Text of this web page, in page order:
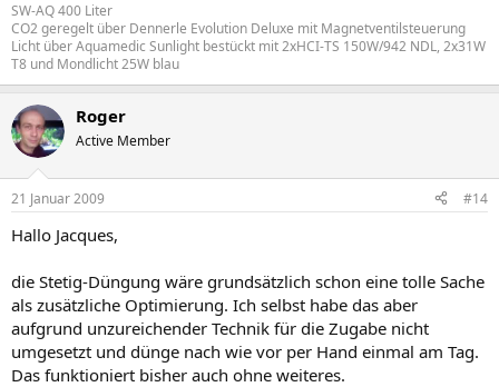
SW-AQ 400 Liter
CO2 geregelt über Dennerle Evolution Deluxe mit Magnetventilsteuerung
Licht über Aquamedic Sunlight bestückt mit 2xHCI-TS 150W/942 NDL, 2x31W
T8 und Mondlicht 25W blau
Roger
Active Member
21 Januar 2009 #14
Hallo Jacques,
die Stetig-Düngung wäre grundsätzlich schon eine tolle Sache
als zusätzliche Optimierung. Ich selbst habe das aber
aufgrund unzureichender Technik für die Zugabe nicht
umgesetzt und dünge nach wie vor per Hand einmal am Tag.
Das funktioniert bisher auch ohne weiteres.